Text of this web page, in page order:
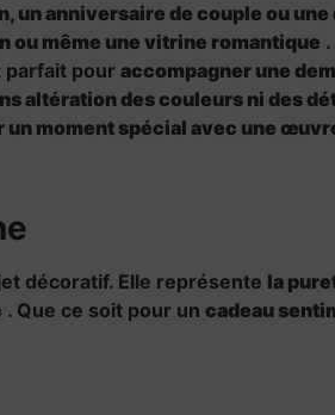
un anniversaire de couple ou une
ou même une vitrine romantique .
parfait pour accompagner une
altération des couleurs ni des
un moment spécial avec une
décoratif. Elle représente la
. Que ce soit pour un cadeau